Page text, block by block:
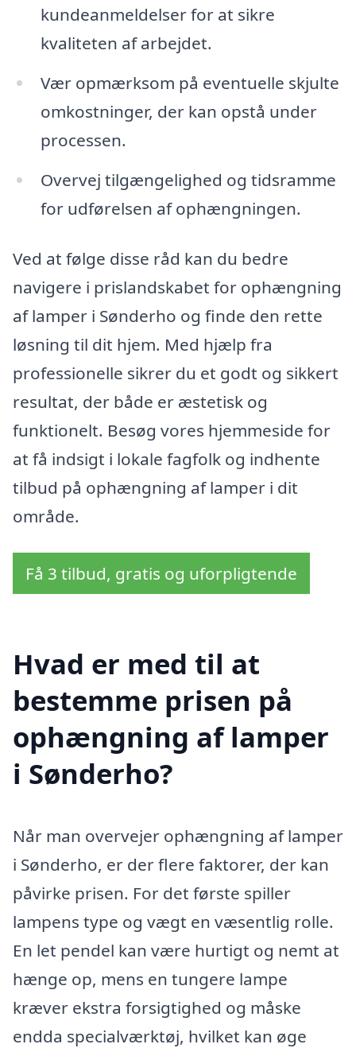
kundeanmeldelser for at sikre
kvaliteten af arbejdet.
Vær opmærksom på eventuelle skjulte
omkostninger, der kan opstå under
processen.
Overvej tilgængelighed og tidsramme
for udførelsen af ophængningen.
Ved at følge disse råd kan du bedre
navigere i prislandskabet for ophængning
af lamper i Sønderho og finde den rette
løsning til dit hjem. Med hjælp fra
professionelle sikrer du et godt og sikkert
resultat, der både er æstetisk og
funktionelt. Besøg vores hjemmeside for
at få indsigt i lokale fagfolk og indhente
tilbud på ophængning af lamper i dit
område.
Få 3 tilbud, gratis og uforpligtende
Hvad er med til at
bestemme prisen på
ophængning af lamper
i Sønderho?
Når man overvejer ophængning af lamper
i Sønderho, er der flere faktorer, der kan
påvirke prisen. For det første spiller
lampens type og vægt en væsentlig rolle.
En let pendel kan være hurtigt og nemt at
hænge op, mens en tungere lampe
kræver ekstra forsigtighed og måske
endda specialværktøj, hvilket kan øge